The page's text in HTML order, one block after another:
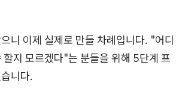
니 이제 실제로 만들 차례입니다. "어디
할지 모르겠다"는 분들을 위해 5단계 프
니다.